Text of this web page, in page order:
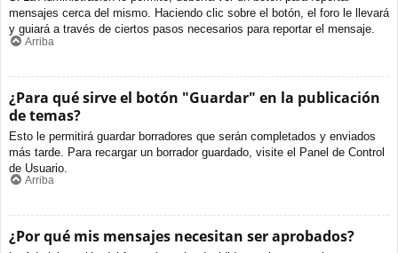
mensajes cerca del mismo. Haciendo clic sobre el botón, el foro le llevará
y guiará a través de ciertos pasos necesarios para reportar el mensaje.
Arriba
¿Para qué sirve el botón "Guardar" en la publicación
de temas?
Esto le permitirá guardar borradores que serán completados y enviados
más tarde. Para recargar un borrador guardado, visite el Panel de Control
de Usuario.
Arriba
¿Por qué mis mensajes necesitan ser aprobados?